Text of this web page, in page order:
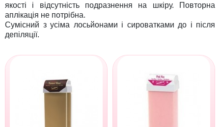
якості і відсутність подразнення на шкіру. Повторна
аплікація не потрібна.
Сумісний з усіма лосьйонами і сироватками до і після
депіляції.